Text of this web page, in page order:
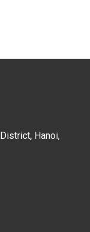
Hanoi,